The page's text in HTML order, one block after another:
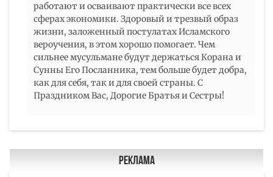
работают и осваивают практически все всех
сферах экономики. Здоровый и трезвый образ
жизни, заложенный постулатах Исламского
вероучения, в этом хорошо помогает. Чем
сильнее мусульмане будут держаться Корана и
Сунны Его Посланника, тем больше будет добра,
как для себя, так и для своей страны. С
Праздником Вас, Дорогие Братья и Сестры!
Реклама